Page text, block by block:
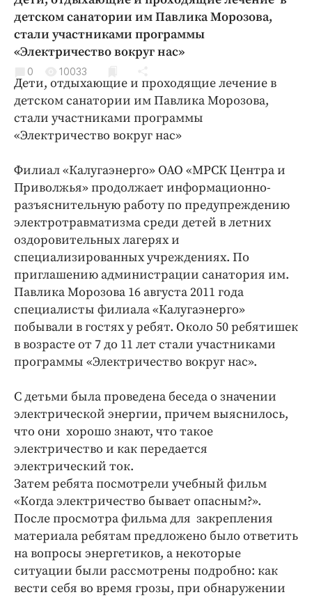
Криминал
Культура
Недвижимость и ЖКХ
Образование
Общество
Погода
Праздники
Спорт
Экономика и бизнес
ПРОЕКТЫ
Блоги
Издания
Медиаперсона
Интересное чтиво
Клиника года
Бренд года
детском санатории им Павлика Морозова,
стали участниками программы
«Электричество вокруг нас»
0 10033
Дети, отдыхающие и проходящие лечение в
детском санатории им Павлика Морозова,
стали участниками программы
«Электричество вокруг нас»
Филиал «Калугаэнерго» ОАО «МРСК Центра и
Приволжья» продолжает информационно-
разъяснительную работу по предупреждению
электротравматизма среди детей в летних
оздоровительных лагерях и
специализированных учреждениях. По
приглашению администрации санатория им.
Павлика Морозова 16 августа 2011 года
специалисты филиала «Калугаэнерго»
побывали в гостях у ребят. Около 50 ребятишек
в возрасте от 7 до 11 лет стали участниками
программы «Электричество вокруг нас».
С детьми была проведена беседа о значении
электрической энергии, причем выяснилось,
что они хорошо знают, что такое
электричество и как передается
электрический ток.
Затем ребята посмотрели учебный фильм
«Когда электричество бывает опасным?».
После просмотра фильма для закрепления
материала ребятам предложено было ответить
на вопросы энергетиков, а некоторые
ситуации были рассмотрены подробно: как
вести себя во время грозы, при обнаружении